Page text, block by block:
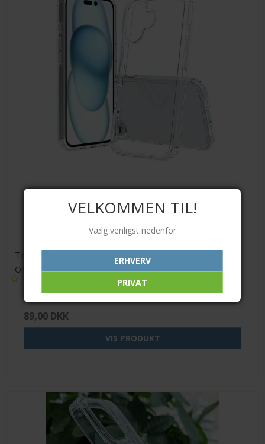
Transparent TPU cover
Orient
89,00 DKK
VIS PRODUKT
VELKOMMEN TIL!
Vælg venligst nedenfor
ERHVERV
PRIVAT